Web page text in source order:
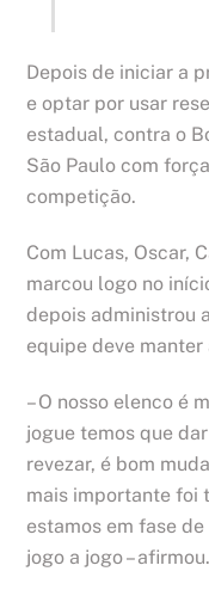
Depois de iniciar a
e optar por usar
estadual, contra o
São Paulo com
competição.
Com Lucas, Oscar,
marcou logo no
depois administrou
equipe deve
– O nosso elenco é
jogue temos que
revezar, é bom
mais importante foi
estamos em fase
jogo a jogo – afirmou.